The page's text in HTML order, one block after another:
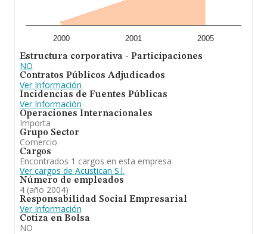
2000 2001 2005
Estructura corporativa - Participaciones
NO
Contratos Públicos Adjudicados
Ver Información
Incidencias de Fuentes Públicas
Ver Información
Operaciones Internacionales
Importa
Grupo Sector
Comercio
Cargos
Encontrados 1 cargos en esta empresa
Ver cargos de Acustican S.l.
Número de empleados
4 (año 2004)
Responsabilidad Social Empresarial
Ver Información
Cotiza en Bolsa
NO